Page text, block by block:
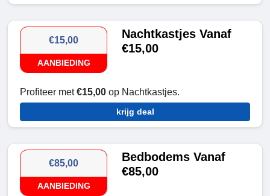
€15,00
AANBIEDING
Nachtkastjes Vanaf
€15,00
Profiteer met€15,00 op Nachtkastjes.
krijg deal
€85,00
AANBIEDING
Bedbodems Vanaf
€85,00